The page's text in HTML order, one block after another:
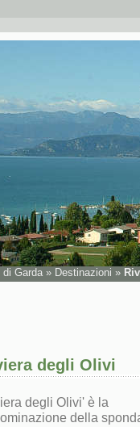
di Garda » Destinazioni »
degli Olivi
degli Olivi' è la
della